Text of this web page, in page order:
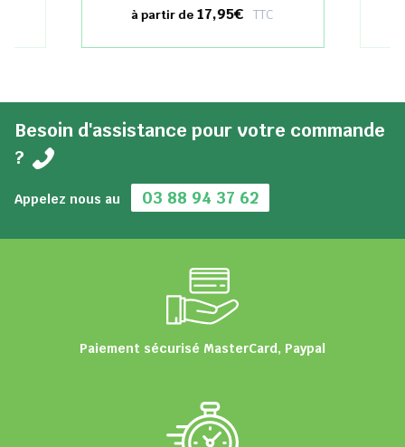
à partir de17,95€ TTC
Besoin d'assistance pour votre commande
?
Appelez nous au 03 88 94 37 62
Paiement sécurisé MasterCard, Paypal